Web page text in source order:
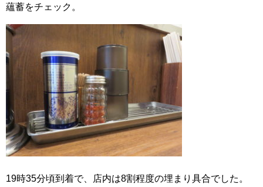
蘊蓄をチェック。
19時35分頃到着で、店内は8割程度の埋まり具合でした。